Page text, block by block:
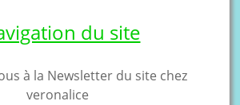
du site
à la Newsletter du site chez
veronalice